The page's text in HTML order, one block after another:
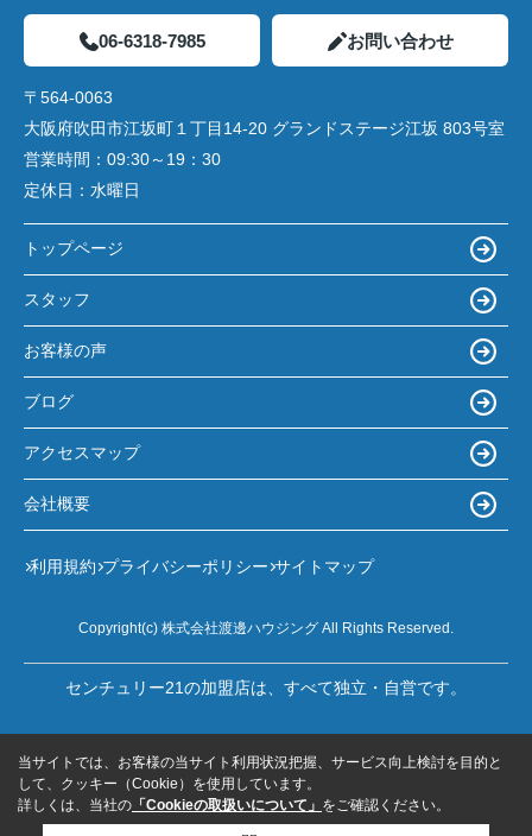
06-6318-7985 お問い合わせ
〒564-0063
大阪府吹田市江坂町１丁目14‐20 グランドステージ江坂 803号室
営業時間： 09:30～19：30
定休日： 水曜日
トップページ
スタッフ
お客様の声
ブログ
アクセスマップ
会社概要
利用規約 プライバシーポリシー サイトマップ
Copyright(c) 株式会社渡邊ハウジング All Rights Reserved.
センチュリー21の加盟店は、すべて独立・自営です。
当サイトでは、お客様の当サイト利用状況把握、サービス向上検討を目的と
して、クッキー（Cookie）を使用しています。
詳しくは、当社の 「Cookieの取扱いについて」 をご確認ください。